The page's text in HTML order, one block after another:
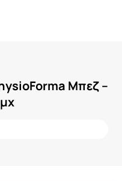
Μπεζ –